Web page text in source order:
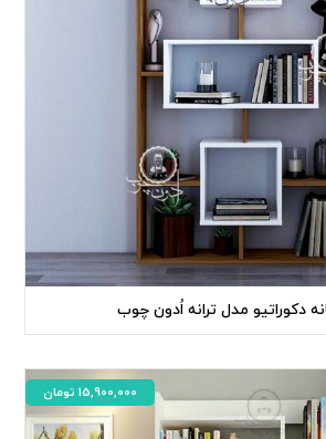
دکوراتیو مدل ترانه اُدون چوب
15,900,000 تومان